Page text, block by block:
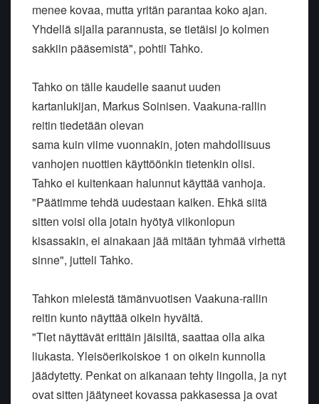
menee kovaa, mutta yritän parantaa koko ajan.
Yhdellä sijalla parannusta, se tietäisi jo kolmen
sakkiin pääsemistä", pohtii Tahko.
Tahko on tälle kaudelle saanut uuden
kartanlukijan, Markus Soinisen. Vaakuna-rallin
reitin tiedetään olevan
sama kuin viime vuonnakin, joten mahdollisuus
vanhojen nuottien käyttöönkin tietenkin olisi.
Tahko ei kuitenkaan halunnut käyttää vanhoja.
"Päätimme tehdä uudestaan kaiken. Ehkä siitä
sitten voisi olla jotain hyötyä viikonlopun
kisassakin, ei ainakaan jää mitään tyhmää virhettä
sinne", jutteli Tahko.
Tahkon mielestä tämänvuotisen Vaakuna-rallin
reitin kunto näyttää oikein hyvältä.
"Tiet näyttävät erittäin jäisiltä, saattaa olla aika
liukasta. Yleisöerikoiskoe 1 on oikein kunnolla
jäädytetty. Penkat on aikanaan tehty lingolla, ja nyt
ovat sitten jäätyneet kovassa pakkasessa ja ovat